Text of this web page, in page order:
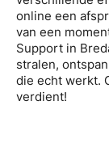
online een
van een
Support in
stralen,
die echt werkt.
verdient!